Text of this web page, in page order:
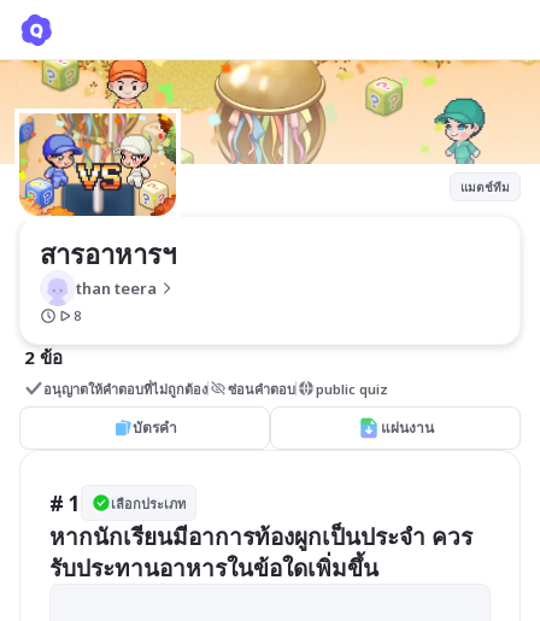
แมตช์ทีม
สารอาหารฯ
than teera
8
2 ข้อ
อนุญาตให้คำตอบที่ไม่ถูกต้อง ซ่อนคำตอบ public quiz
บัตรคำ แผ่นงาน
# 1 เลือกประเภท
หากนักเรียนมีอาการท้องผูกเป็นประจำ ควร
รับประทานอาหารในข้อใดเพิ่มขึ้น